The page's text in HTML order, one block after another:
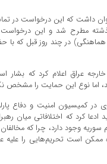
داشت که این درخواست در
مطرح شد و این
در چند روز قبل که با
عراق اعلام کرد که بشار
اما نوع این حمایت را مشخص
در کمیسیون امنیت و دفاع
ادعا کرد که اختلافاتی میان
وجود دارد، چرا که مخالفان
ممکن است تحریم‌هایی را علیه